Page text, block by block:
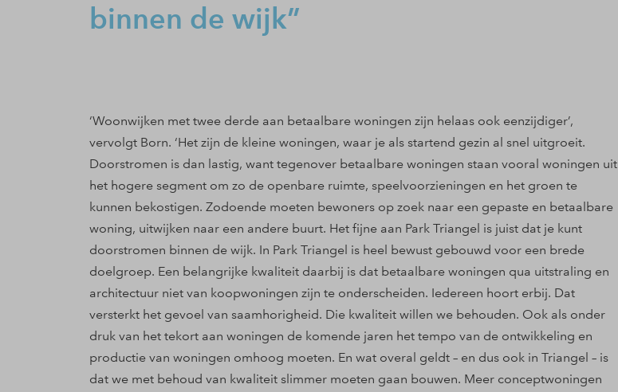
binnen de wijk
‘Woonwijken met twee derde aan betaalbare woningen zijn helaas ook eenzijdiger’,
vervolgt Born. ‘Het zijn de kleine woningen, waar je als startend gezin al snel uitgroeit.
Doorstromen is dan lastig, want tegenover betaalbare woningen staan vooral woningen uit
het hogere segment om zo de openbare ruimte, speelvoorzieningen en het groen te
kunnen bekostigen. Zodoende moeten bewoners op zoek naar een gepaste en betaalbare
woning, uitwijken naar een andere buurt. Het fijne aan Park Triangel is juist dat je kunt
doorstromen binnen de wijk. In Park Triangel is heel bewust gebouwd voor een brede
doelgroep. Een belangrijke kwaliteit daarbij is dat betaalbare woningen qua uitstraling en
architectuur niet van koopwoningen zijn te onderscheiden. Iedereen hoort erbij. Dat
versterkt het gevoel van saamhorigheid. Die kwaliteit willen we behouden. Ook als onder
druk van het tekort aan woningen de komende jaren het tempo van de ontwikkeling en
productie van woningen omhoog moeten. En wat overal geldt – en dus ook in Triangel – is
dat we met behoud van kwaliteit slimmer moeten gaan bouwen. Meer conceptwoningen